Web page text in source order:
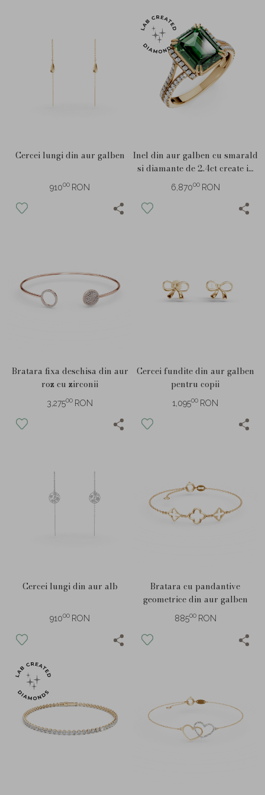
Cercei lungi din aur galben
91000 RON
Inel din aur galben cu smarald
si diamante de 2.4ct create in
laborator
6,87000 RON
Bratara fixa deschisa din aur
roz cu zirconii
3,27500 RON
Cercei fundite din aur galben
pentru copii
1,09500 RON
Cercei lungi din aur alb
91000 RON
Bratara cu pandantive
geometrice din aur galben
88500 RON